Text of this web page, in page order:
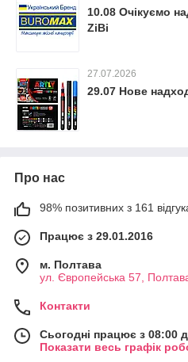
10.08 Очікуємо
ZiBi
27.07.2026
29.07 Нове
Про нас
98% позитивних з 161
Працює з 29.01.2016
м. Полтава
ул. Європейська 57,
Контакти
Сьогодні працює з 08:00
Показати весь графік